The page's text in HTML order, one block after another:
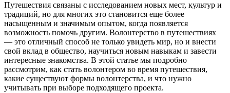
Путешествия связаны с исследованием новых мест, культур и
традиций, но для многих это становится еще более
насыщенным и значимым опытом, когда появляется
возможность помочь другим. Волонтерство в путешествиях
— это отличный способ не только увидеть мир, но и внести
свой вклад в общество, научиться новым навыкам и завести
интересные знакомства. В этой статье мы подробно
рассмотрим, как стать волонтером во время путешествия,
какие существуют формы волонтерства, и что нужно
учитывать при выборе подходящего проекта.